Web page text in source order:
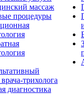
массаж
процедуры
трихолога
диагностика